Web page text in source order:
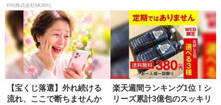
PR(株式会社MURA)
【宝くじ落選】外れ続ける
流れ、ここで断ちませんか
楽天週間ランキング1位！シ
リーズ累計3億包のスッキリ